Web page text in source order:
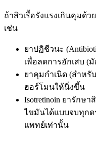
ถ้าสิวเรื้อรังแรงเกินคุมด้
เช่น
ยาปฏิชีวนะ
เพื่อลดการอักเสบ (
ยาคุมกำเนิด (สำห
ฮอร์โมนให้นิ่งขึ้น
Isotretinoin ยารักษ
ไขมันได้แบบจบทุกด
แพทย์เท่านั้น